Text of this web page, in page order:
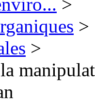
>
>
>